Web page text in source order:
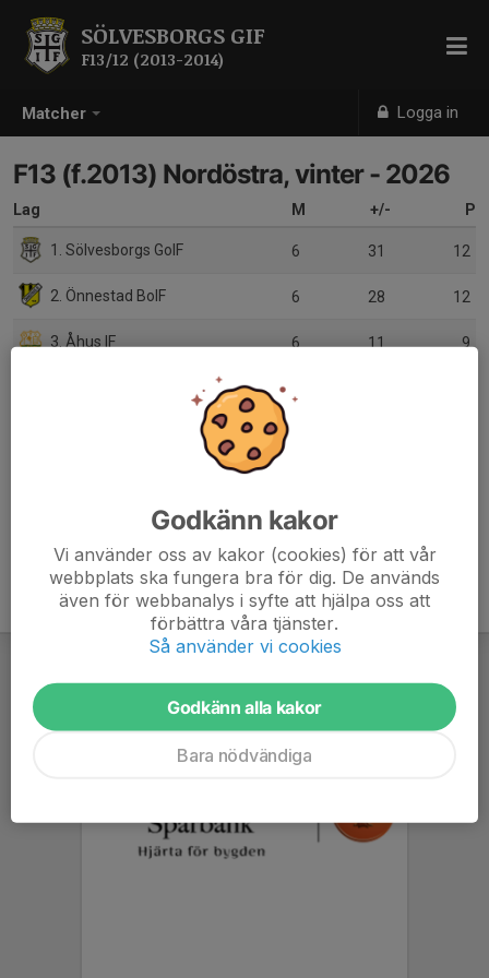
Matcher Logga in
SÖLVESBORGS GIF
F13/12 (2013-2014)
F13 (f.2013) Nordöstra, vinter - 2026
Lag M +/- P
1. Sölvesborgs GoIF 6 31 12
2. Önnestad BoIF 6 28 12
3. Åhus IF 6 11 9
Godkänn kakor
Vi använder oss av kakor (cookies) för att vår
webbplats ska fungera bra för dig. De används
även för webbanalys i syfte att hjälpa oss att
förbättra våra tjänster.
Så använder vi cookies
Godkänn alla kakor
Bara nödvändiga